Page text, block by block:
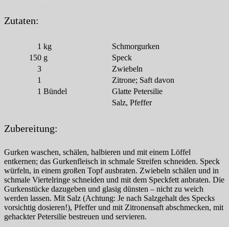
Zutaten:
1 kg
Schmorgurken
150 g
Speck
3
Zwiebeln
1
Zitrone; Saft davon
1 Bündel
Glatte Petersilie
Salz, Pfeffer
Zubereitung:
Gurken waschen, schälen, halbieren und mit einem Löffel
entkernen; das Gurkenfleisch in schmale Streifen schneiden. Speck
würfeln, in einem großen Topf ausbraten. Zwiebeln schälen und in
schmale Viertelringe schneiden und mit dem Speckfett anbraten. Die
Gurkenstücke dazugeben und glasig dünsten – nicht zu weich
werden lassen. Mit Salz (Achtung: Je nach Salzgehalt des Specks
vorsichtig dosieren!), Pfeffer und mit Zitronensaft abschmecken, mit
gehackter Petersilie bestreuen und servieren.